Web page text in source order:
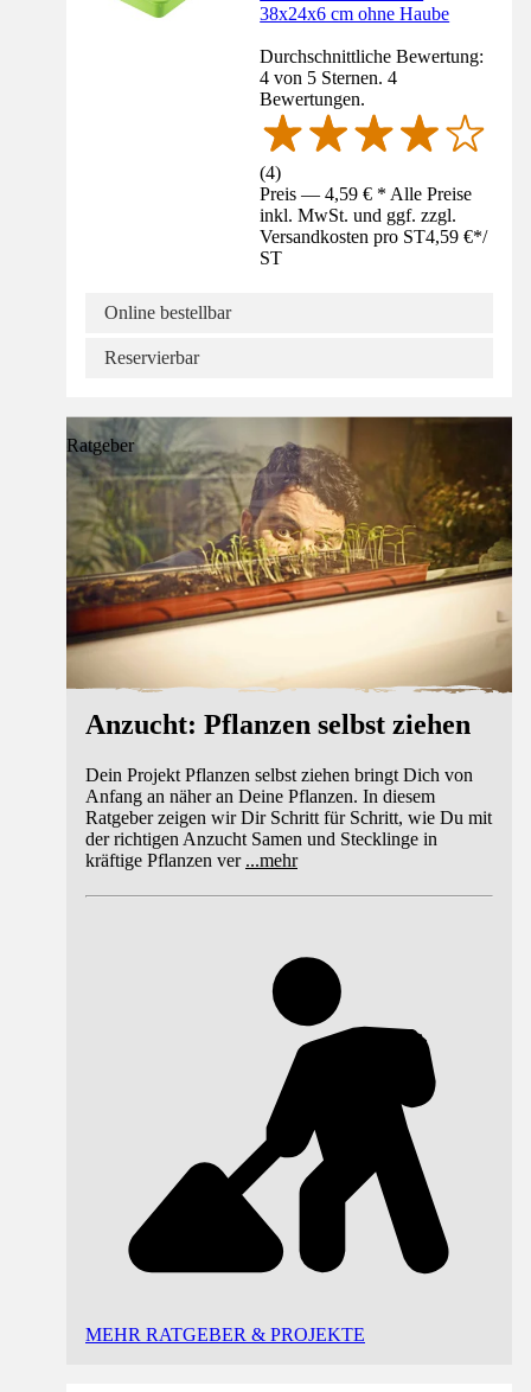
38x24x6 cm ohne Haube
Durchschnittliche Bewertung:
4 von 5 Sternen. 4
Bewertungen.
(4)
Preis — 4,59 € * Alle Preise
inkl. MwSt. und ggf. zzgl.
Versandkosten pro ST4,59 €*/
ST
Online bestellbar
Reservierbar
Ratgeber
Anzucht: Pflanzen selbst ziehen
Dein Projekt Pflanzen selbst ziehen bringt Dich von
Anfang an näher an Deine Pflanzen. In diesem
Ratgeber zeigen wir Dir Schritt für Schritt, wie Du mit
der richtigen Anzucht Samen und Stecklinge in
kräftige Pflanzen ver ...mehr
MEHR RATGEBER & PROJEKTE